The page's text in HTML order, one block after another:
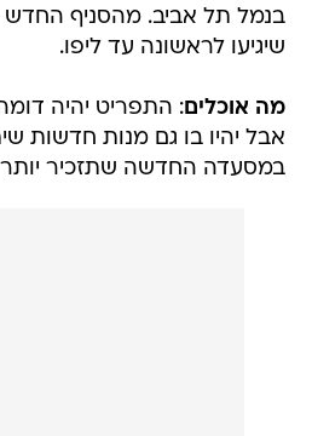
בנמל תל אביב. מהסניף החדש
שיגיעו לראשונה עד ליפו.
מה אוכלים: התפריט יהיה
אבל יהיו בו גם מנות חדשות
במסעדה החדשה שתזכיר יותר